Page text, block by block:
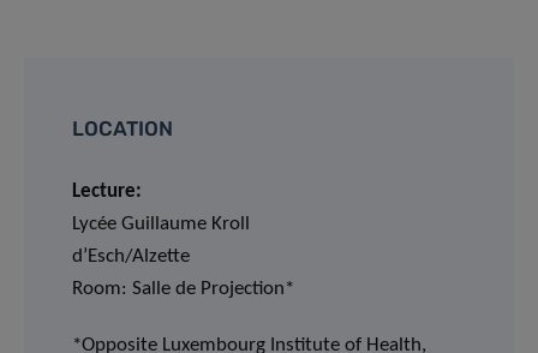
LOCATION
Lecture:
Lycée Guillaume Kroll
d’Esch/Alzette
Room: Salle de Projection*
*Opposite Luxembourg Institute of Health,